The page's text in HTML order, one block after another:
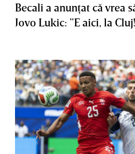
Becali a anunţat că vrea
Jovo Lukic: ”E aici, la